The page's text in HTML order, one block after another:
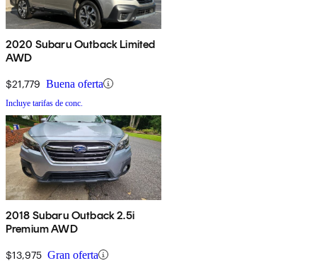
2020 Subaru Outback Limited
AWD
$21,779 Buena oferta
Incluye tarifas de conc.
2018 Subaru Outback 2.5i
Premium AWD
$13,975 Gran oferta